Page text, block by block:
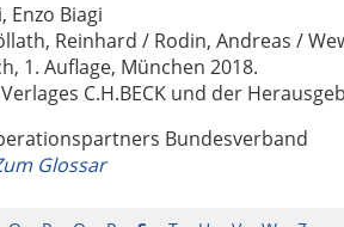
Enzo Biagi
Reinhard / Rodin, Andreas /
1. Auflage, München 2018.
C.H.BECK und der
Bundesverband
Glossar